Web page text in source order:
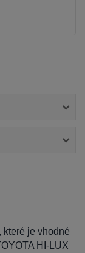
, které je vhodné
HI-LUX